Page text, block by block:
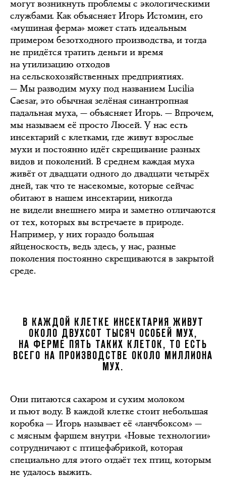
могут возникнуть проблемы с экологическими
службами. Как объясняет Игорь Истомин, его
«мушиная ферма» может стать идеальным
примером безотходного производства, и тогда
не придётся тратить деньги и время
на утилизацию отходов
на сельскохозяйственных предприятиях.
— Мы разводим муху под названием Lucilia
Сaesar, это обычная зелёная синантропная
падальная муха, — объясняет Игорь. — Впрочем,
мы называем её просто Люсей. У нас есть
инсектарий с клетками, где живут взрослые
мухи и постоянно идёт скрещивание разных
видов и поколений. В среднем каждая муха
живёт от двадцати одного до двадцати четырёх
дней, так что те насекомые, которые сейчас
обитают в нашем инсектарии, никогда
не видели внешнего мира и заметно отличаются
от тех, которых вы встречаете в природе.
Например, у них гораздо большая
яйценоскость, ведь здесь, у нас, разные
поколения постоянно скрещиваются в закрытой
среде.
В КАЖДОЙ КЛЕТКЕ ИНСЕКТАРИЯ ЖИВУТ
ОКОЛО ДВУХСОТ ТЫСЯЧ ОСОБЕЙ МУХ,
НА ФЕРМЕ ПЯТЬ ТАКИХ КЛЕТОК, ТО ЕСТЬ
ВСЕГО НА ПРОИЗВОДСТВЕ ОКОЛО МИЛЛИОНА
МУХ.
Они питаются сахаром и сухим молоком
и пьют воду. В каждой клетке стоит небольшая
коробка — Игорь называет её «ланчбоксом» —
с мясным фаршем внутри. «Новые технологии»
сотрудничают с птицефабрикой, которая
специально для этого отдаёт тех птиц, которым
не удалось выжить.